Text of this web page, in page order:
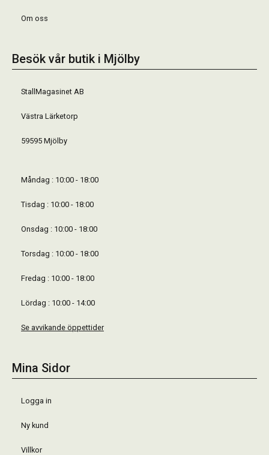
Om oss
Besök vår butik i Mjölby
StallMagasinet AB
Västra Lärketorp
59595 Mjölby
Måndag : 10:00 - 18:00
Tisdag : 10:00 - 18:00
Onsdag : 10:00 - 18:00
Torsdag : 10:00 - 18:00
Fredag : 10:00 - 18:00
Lördag : 10:00 - 14:00
Se avvikande öppettider
Mina Sidor
Logga in
Ny kund
Villkor